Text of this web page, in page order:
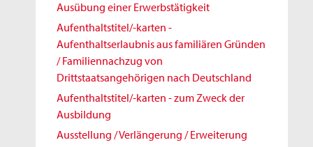
Ausübung einer Erwerbstätigkeit
Aufenthaltstitel/-karten -
Aufenthaltserlaubnis aus familiären Gründen
/ Familiennachzug von
Drittstaatsangehörigen nach Deutschland
Aufenthaltstitel/-karten - zum Zweck der
Ausbildung
Ausstellung / Verlängerung / Erweiterung